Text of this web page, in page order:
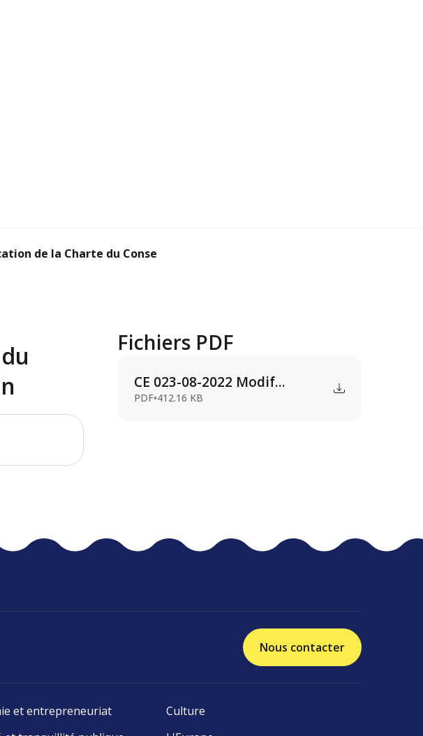
de la Charte du Conseil Territor...
Fichiers PDF
CE 023-08-2022 Modif...
PDF•412.16 KB
Nous contacter
et entrepreneuriat
Culture